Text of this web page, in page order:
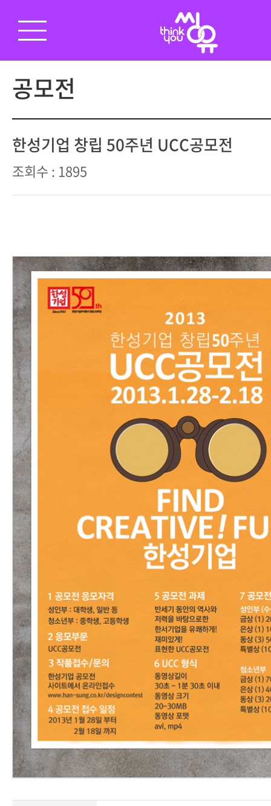
공모전
한성기업 창립 50주년 UCC공모전
조회수 : 1895